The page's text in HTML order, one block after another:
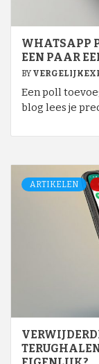
WHATSAPP
EEN PAAR
BY
Een poll
blog lees je
ARTIKELEN